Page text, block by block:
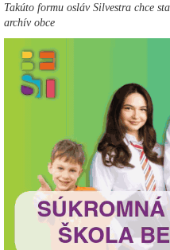
Takúto formu osláv Silvestra chce
archív obce